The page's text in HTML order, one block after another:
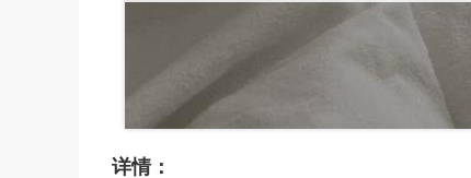
详情：